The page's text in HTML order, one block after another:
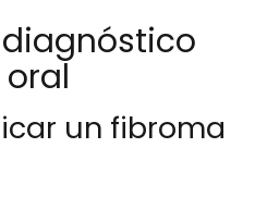
un fibroma